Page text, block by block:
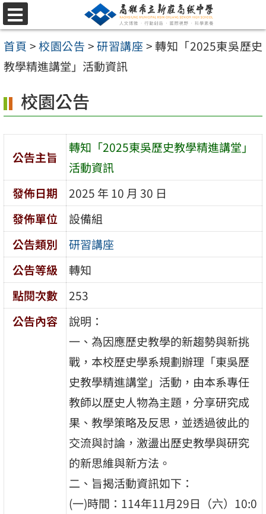
跳
至
主
要
容
區
選
單
首頁 >校園公告 >研習講座 >轉知「2025東吳歷史
教學精進講堂」活動資訊
校園公告
公告主旨
轉知「2025東吳歷史教學精進講堂」
活動資訊
發佈日期
2025 年 10 月 30 日
發佈單位
設備組
公告類別
研習講座
公告等級
轉知
點閱次數
253
公告內容
說明：
一、為因應歷史教學的新趨勢與新挑
戰，本校歷史學系規劃辦理「東吳歷
史教學精進講堂」活動，由本系專任
教師以歷史人物為主題，分享研究成
果、教學策略及反思，並透過彼此的
交流與討論，激盪出歷史教學與研究
的新思維與新方法。
二、旨揭活動資訊如下：
(一)時間：114年11月29日（六）10:0